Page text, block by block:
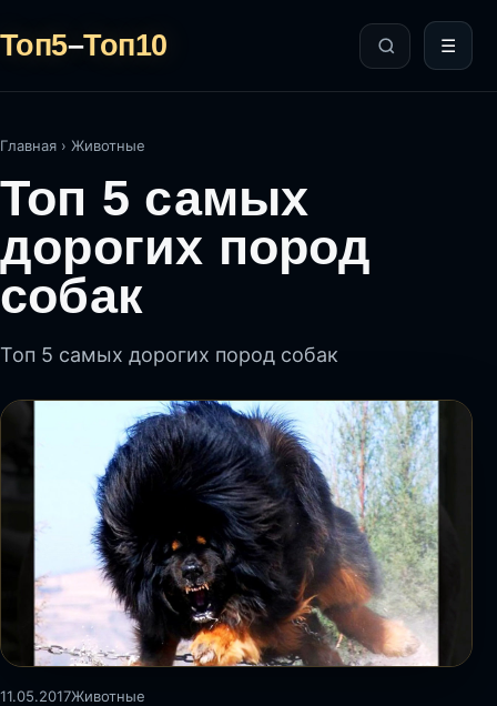
Топ5–Топ10 ☰
Главная › Животные
Топ 5 самых
дорогих пород
собак
Топ 5 самых дорогих пород собак
11.05.2017Животные